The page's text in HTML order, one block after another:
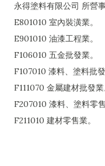
永得塗料有限公司 所營
E801010 室內裝潢業。
E901010 油漆工程業。
F106010 五金批發業。
F107010 漆料、塗料批發
F111070 金屬建材批發業
F207010 漆料、塗料零售
F211010 建材零售業。